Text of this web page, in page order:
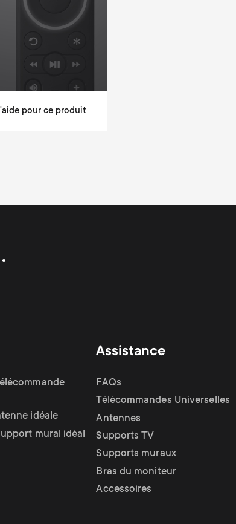
pour ce produit
idéale
mural idéal
Assistance
FAQs
Télécommandes Universelles
Antennes
Supports TV
Supports muraux
Bras du moniteur
Accessoires